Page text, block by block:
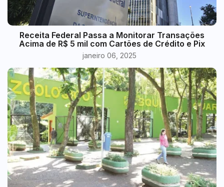
Receita Federal Passa a Monitorar Transações
Acima de R$ 5 mil com Cartões de Crédito e Pix
janeiro 06, 2025